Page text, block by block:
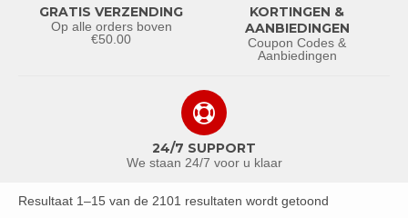
GRATIS VERZENDING
Op alle orders boven
€50.00
KORTINGEN &
AANBIEDINGEN
Coupon Codes &
Aanbiedingen
24/7 SUPPORT
We staan 24/7 voor u klaar
Resultaat 1–15 van de 2101 resultaten wordt getoond